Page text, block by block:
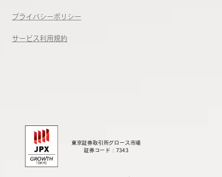
プライバシーポリシー
サービス利用規約
東京証券取引所グロース市場
証券コード：7343